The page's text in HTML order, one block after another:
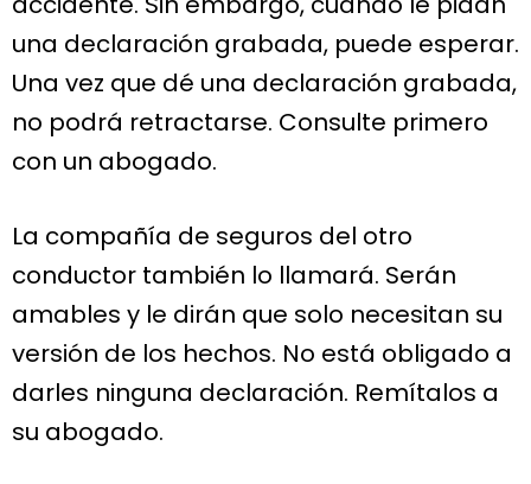
una declaración grabada, puede esperar.
Una vez que dé una declaración grabada,
no podrá retractarse. Consulte primero
con un abogado.
La compañía de seguros del otro
conductor también lo llamará. Serán
amables y le dirán que solo necesitan su
versión de los hechos. No está obligado a
darles ninguna declaración. Remítalos a
su abogado.